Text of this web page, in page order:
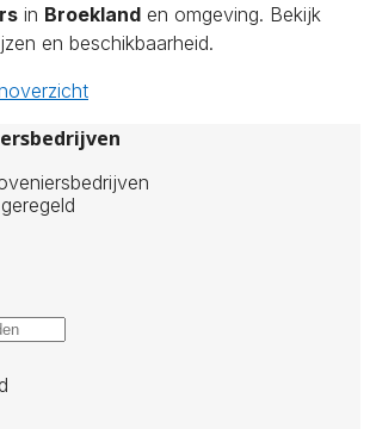
in Broekland en omgeving. Bekijk
en beschikbaarheid.